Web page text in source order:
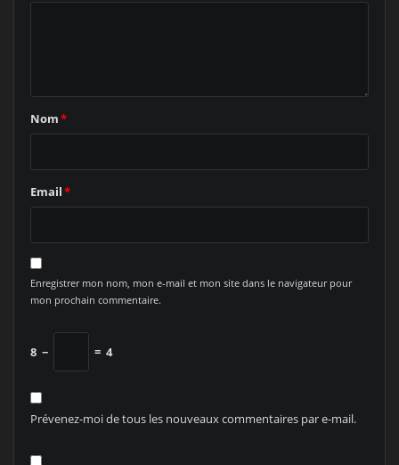
Nom*
Email*
Enregistrer mon nom, mon e-mail et mon site dans le navigateur pour
mon prochain commentaire.
8 − = 4
Prévenez-moi de tous les nouveaux commentaires par e-mail.